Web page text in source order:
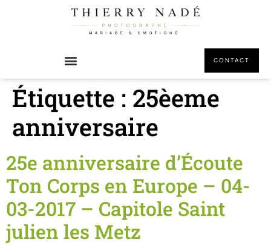
CONTACT
Étiquette : 25èeme
anniversaire
25e anniversaire d’Écoute
Ton Corps en Europe – 04-
03-2017 – Capitole Saint
julien les Metz